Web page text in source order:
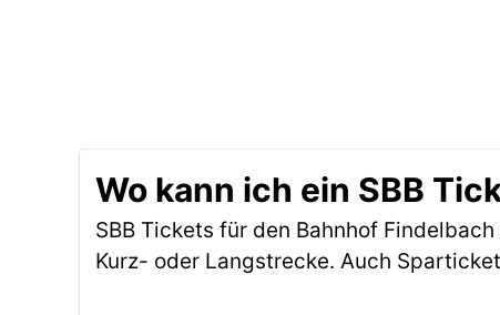
Wo kann ich ein SBB
SBB Tickets für den Bahnhof Findelbach
Kurz- oder Langstrecke. Auch